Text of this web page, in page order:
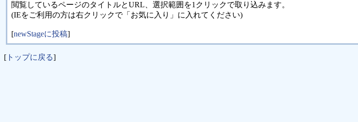
閲覧しているページのタイトルとURL、選択範囲を1クリックで取り込みます。
(IEをご利用の方は右クリックで「お気に入り」に入れてください)
[newStageに投稿]
[ トップに戻る]